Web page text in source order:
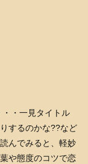
・一見タイトル
するのかな??など
んでみると、軽妙
や態度のコツで恋